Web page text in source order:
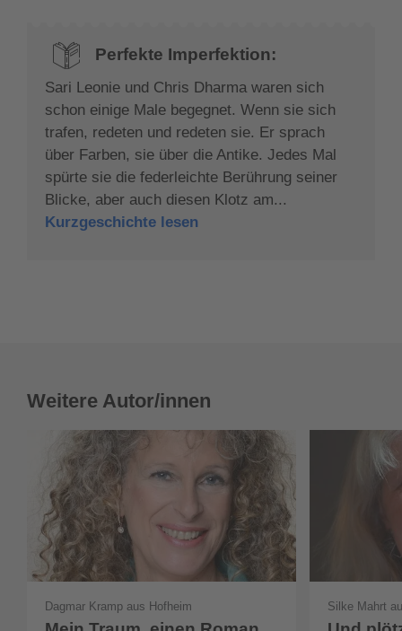
Perfekte Imperfektion:
Sari Leonie und Chris Dharma waren sich
schon einige Male begegnet. Wenn sie sich
trafen, redeten und redeten sie. Er sprach
über Farben, sie über die Antike. Jedes Mal
spürte sie die federleichte Berührung seiner
Blicke, aber auch diesen Klotz am...
Kurzgeschichte lesen
Weitere Autor/innen
Dagmar Kramp aus Hofheim Silke Mahrt